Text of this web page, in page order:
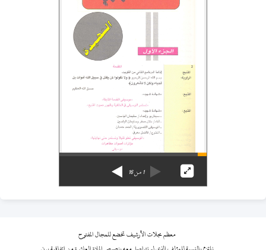
1من16
معظم مجلات الأرشيف تخضع للمجال المفتوح